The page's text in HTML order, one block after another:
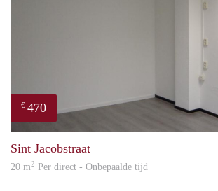
€ 470
Sint Jacobstraat
20 m2 Per direct - Onbepaalde tijd